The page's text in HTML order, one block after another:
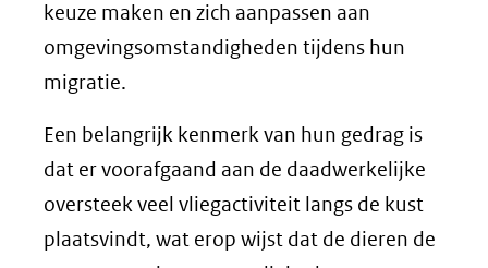
keuze maken en zich aanpassen aan
omgevingsomstandigheden tijdens hun
migratie.
Een belangrijk kenmerk van hun gedrag is
dat er voorafgaand aan de daadwerkelijke
oversteek veel vliegactiviteit langs de kust
plaatsvindt, wat erop wijst dat de dieren de